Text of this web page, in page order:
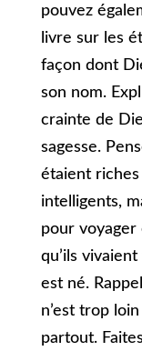
pouvez
livre sur les
façon dont
son nom.
crainte de
sagesse.
étaient
intelligents,
pour voyager
qu’ils
est né.
n’est trop
partout.